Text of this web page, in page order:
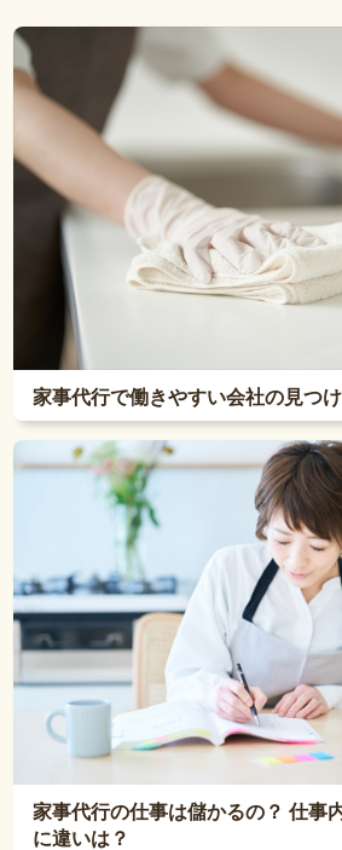
家事代行で働きやすい会社の見つ
家事代行の仕事は儲かるの？ 仕事
に違いは？